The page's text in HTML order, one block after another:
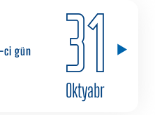
ci gün 31
Oktyabr